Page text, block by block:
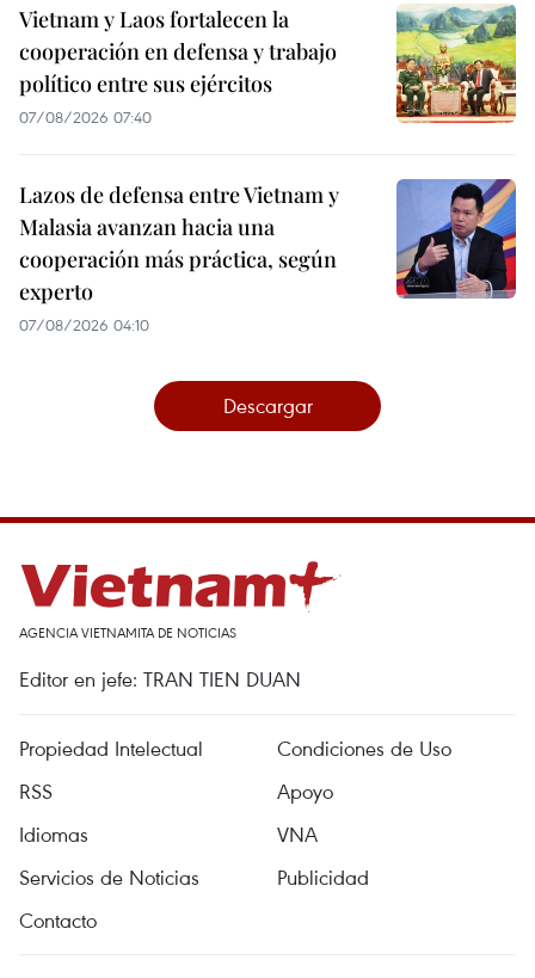
Vietnam y Laos fortalecen la
cooperación en defensa y trabajo
político entre sus ejércitos
07/08/2026 07:40
Lazos de defensa entre Vietnam y
Malasia avanzan hacia una
cooperación más práctica, según
experto
07/08/2026 04:10
Descargar
AGENCIA VIETNAMITA DE NOTICIAS
Editor en jefe: TRAN TIEN DUAN
Propiedad Intelectual
Condiciones de Uso
RSS
Apoyo
Idiomas
VNA
Servicios de Noticias
Publicidad
Contacto